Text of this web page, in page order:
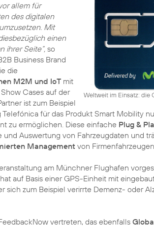
Weltweit im Einsatz: die
allem für
des digitalen
Mit
einen
ihrer Seite“, so
Business Brand
die
M2M und IoT mit
Cases auf der
ist zum Beispiel
Telefónica für das Produkt Smart Mobility
zu ermöglichen. Diese einfache Plug &
Auswertung von Fahrzeugdaten und
Management von
am Münchner Flughafen
auf Basis einer GPS-Einheit mit
sich zum Beispiel verirrte Demenz- oder
vertreten, das ebenfalls